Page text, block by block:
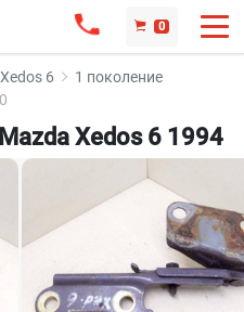
0
Xedos 6
1 поколение
Xedos 6 1994